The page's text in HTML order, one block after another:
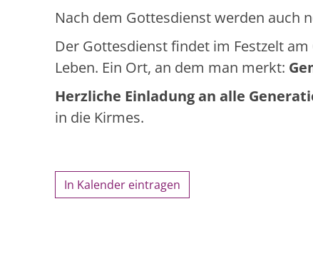
Nach dem Gottesdienst werden auch
Der Gottesdienst findet im Festzelt
Leben. Ein Ort, an dem man merkt:
Herzliche Einladung an alle
in die Kirmes.
In Kalender eintragen